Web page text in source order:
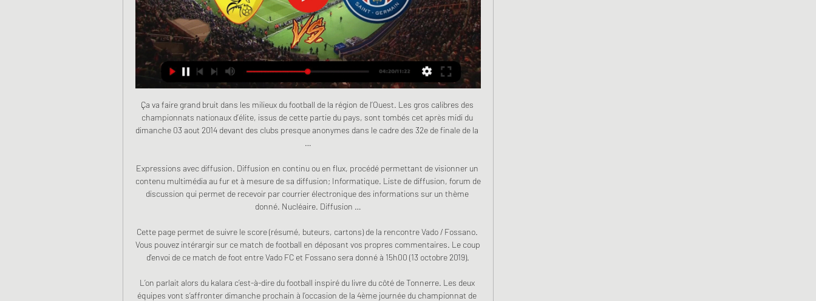
Ça va faire grand bruit dans les milieux du football de la région de l’Ouest. Les gros calibres des championnats nationaux d’élite, issus de cette partie du pays, sont tombés cet après midi du dimanche 03 aout 2014 devant des clubs presque anonymes dans le cadre des 32e de finale de la …

Expressions avec diffusion. Diffusion en continu ou en flux, procédé permettant de visionner un contenu multimédia au fur et à mesure de sa diffusion; Informatique. Liste de diffusion, forum de discussion qui permet de recevoir par courrier électronique des informations sur un thème donné. Nucléaire. Diffusion …

Cette page permet de suivre le score (résumé, buteurs, cartons) de la rencontre Vado / Fossano. Vous pouvez intérargir sur ce match de football en déposant vos propres commentaires. Le coup d'envoi de ce match de foot entre Vado FC et Fossano sera donné à 15h00 (13 octobre 2019).

L’on parlait alors du kalara c’est-à-dire du football inspiré du livre du côté de Tonnerre. Les deux équipes vont s’affronter dimanche prochain à l’occasion de la 4ème journée du championnat de Ligue 1. Malgré l’usure du temps, ce match entre les deux équipes de deux quartiers voisins de la ville de Yaoundé a …

RAPACES DE GAP / DRAGONS DE ROUEN. ÇA M'INTERESSE ? JE PARTICIPE ! RÉSERVEZ. Comment s'y rendre ? Description de l'évènement. Synerglace Ligue Magnus – Playoffs 18/19. 1/2 de Finale – Journée 03. Site Internet. Quel est votre pronostic ? Rapaces Voter. Aucun vote . Dragons Voter. Invitez vos amis Facebook ! Annonces postées par les utilisateurs de Passport-Event ! Covoiturage.

Nous avons 12 logements à vendre à partir de 54 401€ pour votre recherche appartement val arrondissement besançon. Trouvez ce que vous cherchez au meilleur prix: logements à vendre - besançon

Match : Comment regarder PSG/Orléans en streaming 24 juil. 2021 — Par ailleurs, aussi bien PSG TV Premium que Twitch proposeront ce PSG/Orléans en rediffusion à la demande tandis que beIN Sports le rediffusera ...

Gaël Monfils s’est qualifié samedi pour les 8e de finale de Roland Garros en écartant la surprise Antoine Hoang, 146e mondial, 6-3, 6-2, 6-3, et n’a toujours pas cédé …

Wikki Tourists FC - Jigawa Golden Stars, résultat et score du match. Le match Wikki Tourists FC - Jigawa Golden Stars en direct live du 03 novembre 2019 à 16:00 (NPFL, Nigéria) sur footlive.

Saint-Etienne, Lille, Bordeaux et Toulouse traversent de graves turbulences. Chacune à leur niveau, ces institutions sont en grand danger. On ne débute pas une saison pour sauver sa peau, mais.

Voir les infographies pour Gwarek Tarnowskie Gory vs Warta Gorzow Wielkopolski - Sporticos.com - statistiques footballistiques sous forme d'infographies. Plus de 60 championnats du monde entier

Orléans-PSG (Coupe de France) - En 1989, Paris se faisait il y a 3 heures — Quand on rentre sur le terrain, on voit une partie des tribunes en rouge et jaune, raconte Joël Germain. C'était une grosse surprise de voir ...

Orléans - PSG : À quelle heure ? Sur quelle chaîne TV il y a 3 jours — Découvrez toutes les infos du match entre Orléans et le PSG comptant pour les 16èmes de finale de la Coupe de France.

Tout pour bien voyager sur la Communauté urbaine Caen la mer : itinéraires conseillés, horaires à tous les arrêts, plans, informations sur le trafic, actualités,...

Sur qui parier au match Grenoble Foot 38 - Sochaux en Domino's® Ligue 2 ? Découvrez notre pronostic ! QuiParier.com : LE site qui vous dit simplement sur QUI parier ! Chaque pronostic sportif est établi par des professionnels du pari en ligne. Les statistiques sont mises à jour en régulièrement et cela jusqu'au début du match de foot, tennis, basket, volley ou hand... afin de vous.

Streaming PSG/Orléans : Où voir le match en direct Pour regarder PSG/Orléans, il y aura plusieurs options. Une d'elles sera d'avoir accès à PSG TV Premium. Il y a plusieurs possibilités pour cela. Tout d ...

Bineta Cisse est sur Facebook. Inscrivez-vous sur Facebook pour communiquer avec Bineta Cisse et d’autres personnes que vous pouvez connaître. Facebook...

Vous pourrez prolonger vote écoute ou vous abonner à nos podcast. Nuit du jeudi 31 janvier au vendredi 01 février 2019. 00:01 - 04:01 Les samedis de France Culture - 25 ans de roman français (1ère diffusion : …

Site officiel du leader de l'énergie. EDF innove chaque jour pour l'avenir électrique des Particuliers, Entreprises et Collectivités. Découvrez nos offres.

Bamboutos prend ainsi sa revanche sur un adversaire qui l’avait battu à l’entame de la saison. Yong sport de Bamenda, Union de Douala et Apejes de Mfou sont les trois autres équipes qui ont gagné ce dimanche. Quatre matches se sont soldés par des nuls. Neuf buts ont été inscrits soit une moyenne d’1, 12 but par match.

Streaming Orléans/PSG : comment voir le match en direct ? 8 janv. 2023 — Pour regarder en streaming Orléans/PSG en direct ce dimanche 8 janvier à 14h30 légalement sur FFF TV, une « chaîne » qui n'existe que sur ...

Après bientôt deux semaines de reprise et d'entraînement, les Dragons de Rouen disputent ce vendredi leur premier match de préparation de la saison 2019/2020 chez les Ducs d'Angers (19h00). Travaux de rénovation à la patinoire de Rouen obligent, les jaune et noir effectueront d'ailleurs tous leurs matchs de pré-saison à l'extérieur.

VOA Afrique vous propose de suivre l'actualités de la RDC à Kinshasa, Lubumbashi, Bukavu, Goma, le Nord-Kivu et le Sud-Kivu couvrant la politique, la santé, le sport, l'économie, la culture, l'histoire, la technologie. Mais aussi des sujets sur les électi

Sotra SK - Asker, résultat et score du match. Le match Sotra SK - Asker en direct live du 18 mai 2019 à 16:00 (2 Division Groupe 2, Norvège) sur footlive. Match en direct Sotra SK - Asker du Samedi 18 Mai 2019 Accueil En Cours Résultats Mes Matchs Equipes Compétitions.

Coulibaly (Mali) saute haut pour reprendre un centre sur corner, et planter une tête depuis la zone de pénalty. Son envoi passe de peu à la gauche du but. L’arbitre donne un carton jaune à.

Accessible avec votre compte Ameli ou via France Connect. Se munir de ses identifiants. Permet de commander une carte européenne d'assurance maladie mais aussi d'en déclarer la perte ou le vol

Prêt-à-porter femme, Vêtements pour femme Grain de Malice Notre volonté, ce sont des styles différents pour satisfaire toutes les femmes. Grain de Malice suit la mode de tous les jours et s’adaptent aux moments de la vie.

Historique [modifier | modifier le code] Créé en juin 2010, le Champagne Châlons Reims Basket, ou « CCRB », est né du rapprochement entre les deux clubs professionnels de basket marnais de l'ESPE Basket Châlons-en-Champagne et du Reims Champagne Basket à la suite de la montée du RCB de Nationale 1 en Pro B.

Vite nous sommes partis avec un taxi commandé par l’hôtel les Gites de Kribi ( 130 000 Fcfa soit 200 euros ). Embouteillages monstres à la sortie de Douala, on commence à regretter si tout est comme ça. Heureusement à la sortie de Douala il y a une belle route jusqu’à Kribi. Mais nous avons eu de nombreuses frayeurs avec des bus qui.

Live Orléans - PSG 16èmes de finale de Coupe de France Sur quelle chaîne TV et à quelle heure voir le match entre Orléans et PSG en France ? Où voir le match Orléans PSG en streaming ? Match en streaming légal en ...

PSG – Orléans : quelle chaîne et comment voir le match en 24 juil. 2021 — streaming sur la plateforme beIN Sports connect mais aussi sur PSG TV et sur la chaîne Twitch officielle du club. Voir le fil infos. Podcast ...

US Orléans vs. Paris Saint-Germain à 20:45. Vous pouvez regarder US Orléans vs. Paris Saint-Germain en direct et en streaming sur beIN SPORTS. Plus d'informations.

Où trouver les dimensions de mes pneus ? Les dimensions de pneus pouvant varier pour un seul et même modèle de véhicule, afin de vous garantir une référence de pneu parfaitement adaptée à votre véhicule, nous vous invitons à relever directement la dimension de …

Orléans / PSG (TV/Streaming) Sur quelle chaine et à - sport-tv il y a 6 heures — Cette rencontre de Coupe de France de Football entre Orléans et le Paris-Saint-Germain est à suivre en direct à 20h45 sur BeIN SPORT 1. ⌚ ...

Il y a 400 ans, les Percherons ont été parmi les premiers à partir s’installer dans ces contrées alors inconnues, à défricher les forêts, à cultiver la terre, à bâtir des maisons, en quelques mots, à fonder un nouveau pays : le Canada.

La tâche de classer les meilleurs films marins de l'Histoire n'est pas chose aisée. Que l'on aime la mer sur un navire ou en carte postale, que l'on soit plaisancier occasionnel, pêcheur ou amiral, le cinéma "maritime" occupe dans le cœur des marins une place centrale. Relais de la culture marine militaire, marchande ou du…

Il s’agira de transporter des courriers légers à destination de Bafoussam, Bamenda, Douala, Garoua, Maroua, Ngaoundéré et Yaoundé. Limité aux lignes domestiques, ce nouveau service sera.

Suivez les résultats en direct de basketball de Serbie et les sites les plus visités sur Livescore.in. Tous les webmasters intéressés par ce service de résultats en direct pour leur propre site internet relatif au basketball sont libres de l'implémenter et de le customiser afin qu'il corresponde au contenu de leur site.

Streaming PSG/Orléans : Où voir le match en direct ? 24 juil. 2021 — Pour regarder PSG/Orléans, il y aura plusieurs options. Une d'elles sera d'avoir accès à PSG TV Premium. Il y a plusieurs possibilités pour ...

Coupe de France : comment suivre les 16e de finale, avec il y a 13 heures — Le match entre l'US Orléans et le PSG sera diffusé en exclusivité sur beIN SPORTS 1 ce samedi 20 janvier à 20h45. Stade Rennais – Olympique de ...

Regarder Orléans Paris SG en streaming live direct Coupe de Pour regarder Orléans Paris SG en streaming, il vous suffit de suivre le lien ci-dessous. Via celui-ci, nous vous donnons accès à notre page consacré à 100% ...

15H47 Aux États-Unis, un manoir hanté pousse l'horreur à l'extrême 15H10 Islan